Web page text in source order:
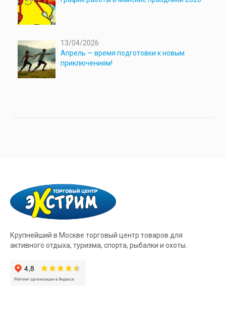
13/04/2026
Апрель — время подготовки к новым
приключениям!
Крупнейший в Москве торговый центр товаров для
активного отдыха, туризма, спорта, рыбалки и охоты.